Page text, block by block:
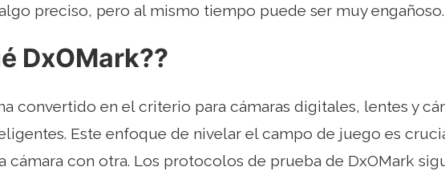
preciso, pero al mismo tiempo puede ser muy engañoso.
DxOMark??
convertido en el criterio para cámaras digitales, lentes y
Este enfoque de nivelar el campo de juego es
cámara con otra. Los protocolos de prueba de DxOMark